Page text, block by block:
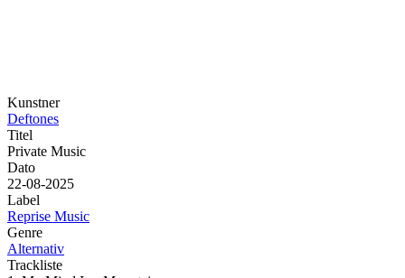
Kunstner
Deftones
Titel
Private Music
Dato
22-08-2025
Label
Reprise Music
Genre
Alternativ
Trackliste